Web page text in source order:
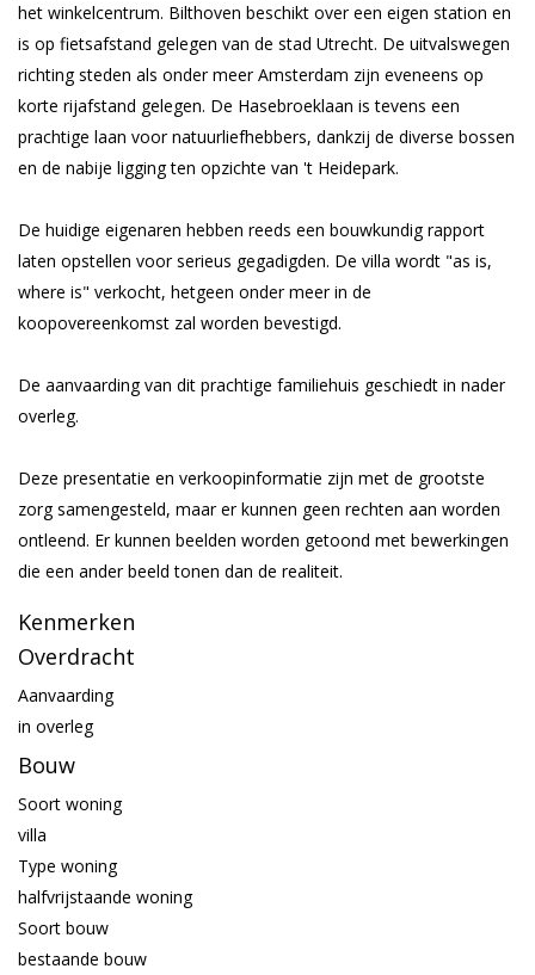
het winkelcentrum. Bilthoven beschikt over een eigen station en
is op fietsafstand gelegen van de stad Utrecht. De uitvalswegen
richting steden als onder meer Amsterdam zijn eveneens op
korte rijafstand gelegen. De Hasebroeklaan is tevens een
prachtige laan voor natuurliefhebbers, dankzij de diverse bossen
en de nabije ligging ten opzichte van 't Heidepark.
De huidige eigenaren hebben reeds een bouwkundig rapport
laten opstellen voor serieus gegadigden. De villa wordt "as is,
where is" verkocht, hetgeen onder meer in de
koopovereenkomst zal worden bevestigd.
De aanvaarding van dit prachtige familiehuis geschiedt in nader
overleg.
Deze presentatie en verkoopinformatie zijn met de grootste
zorg samengesteld, maar er kunnen geen rechten aan worden
ontleend. Er kunnen beelden worden getoond met bewerkingen
die een ander beeld tonen dan de realiteit.
Kenmerken
Overdracht
Aanvaarding
in overleg
Bouw
Soort woning
villa
Type woning
halfvrijstaande woning
Soort bouw
bestaande bouw